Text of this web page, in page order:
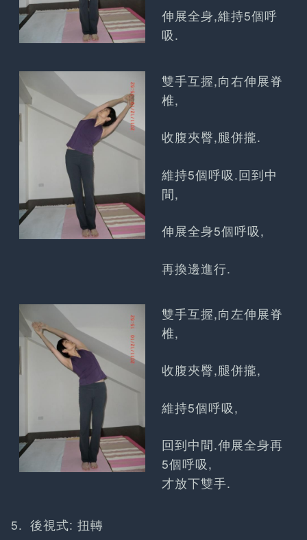
伸展全身,維持5個呼
吸.
雙手互握,向右伸展脊
椎,
收腹夾臀,腿併攏.
維持5個呼吸.回到中
間,
伸展全身5個呼吸,
再換邊進行.
雙手互握,向左伸展脊
椎,
收腹夾臀,腿併攏,
維持5個呼吸,
回到中間.伸展全身再
5個呼吸,
才放下雙手.
後視式: 扭轉